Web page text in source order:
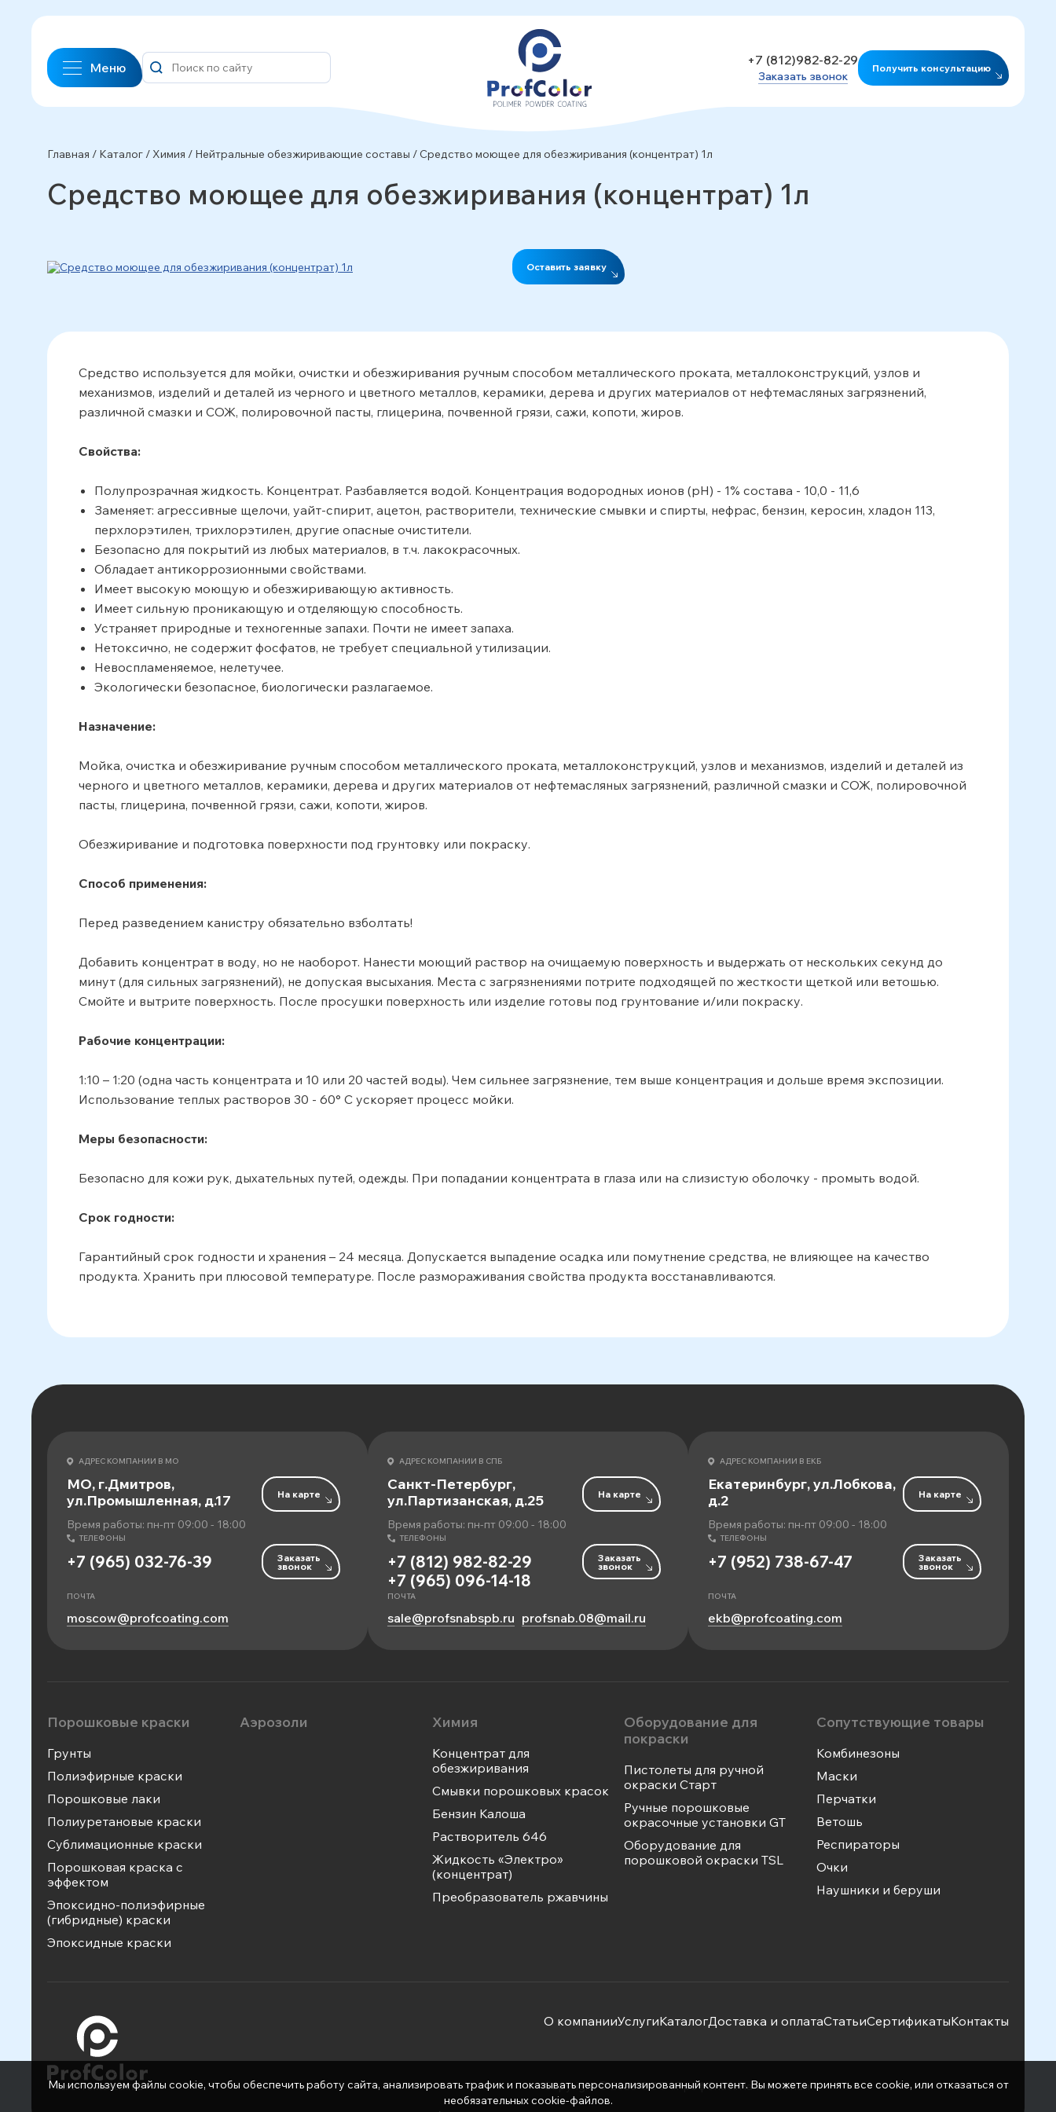
Меню
+7 (812)982-82-29
Заказать звонок
Получить консультацию
Главная / Каталог /Химия / Нейтральные обезжиривающие составы / Средство моющее для обезжиривания (концентрат) 1л
Средство моющее для обезжиривания (концентрат) 1л
Оставить заявку
Средство используется для мойки, очистки и обезжиривания ручным способом металлического проката, металлоконструкций, узлов и
механизмов, изделий и деталей из черного и цветного металлов, керамики, дерева и других материалов от нефтемасляных загрязнений,
различной смазки и СОЖ, полировочной пасты, глицерина, почвенной грязи, сажи, копоти, жиров.
Свойства:
Полупрозрачная жидкость. Концентрат. Разбавляется водой. Концентрация водородных ионов (рН) - 1% состава - 10,0 - 11,6
Заменяет: агрессивные щелочи, уайт-спирит, ацетон, растворители, технические смывки и спирты, нефрас, бензин, керосин, хладон 113,
перхлорэтилен, трихлорэтилен, другие опасные очистители.
Безопасно для покрытий из любых материалов, в т.ч. лакокрасочных.
Обладает антикоррозионными свойствами.
Имеет высокую моющую и обезжиривающую активность.
Имеет сильную проникающую и отделяющую способность.
Устраняет природные и техногенные запахи. Почти не имеет запаха.
Нетоксично, не содержит фосфатов, не требует специальной утилизации.
Невоспламеняемое, нелетучее.
Экологически безопасное, биологически разлагаемое.
Назначение:
Мойка, очистка и обезжиривание ручным способом металлического проката, металлоконструкций, узлов и механизмов, изделий и деталей из
черного и цветного металлов, керамики, дерева и других материалов от нефтемасляных загрязнений, различной смазки и СОЖ, полировочной
пасты, глицерина, почвенной грязи, сажи, копоти, жиров.
Обезжиривание и подготовка поверхности под грунтовку или покраску.
Способ применения:
Перед разведением канистру обязательно взболтать!
Добавить концентрат в воду, но не наоборот. Нанести моющий раствор на очищаемую поверхность и выдержать от нескольких секунд до
минут (для сильных загрязнений), не допуская высыхания. Места с загрязнениями потрите подходящей по жесткости щеткой или ветошью.
Смойте и вытрите поверхность. После просушки поверхность или изделие готовы под грунтование и/или покраску.
Рабочие концентрации:
1:10 – 1:20 (одна часть концентрата и 10 или 20 частей воды). Чем сильнее загрязнение, тем выше концентрация и дольше время экспозиции.
Использование теплых растворов 30 - 60° С ускоряет процесс мойки.
Меры безопасности:
Безопасно для кожи рук, дыхательных путей, одежды. При попадании концентрата в глаза или на слизистую оболочку - промыть водой.
Срок годности:
Гарантийный срок годности и хранения – 24 месяца. Допускается выпадение осадка или помутнение средства, не влияющее на качество
продукта. Хранить при плюсовой температуре. После размораживания свойства продукта восстанавливаются.
АДРЕС КОМПАНИИ В МО
МО, г.Дмитров,
ул.Промышленная, д.17
Время работы: пн-пт 09:00 - 18:00
На карте
ТЕЛЕФОНЫ
+7 (965) 032-76-39 Заказать
звонок
ПОЧТА
moscow@profcoating.com
АДРЕС КОМПАНИИ В СПБ
Санкт-Петербург,
ул.Партизанская, д.25
Время работы: пн-пт 09:00 - 18:00
На карте
ТЕЛЕФОНЫ
+7 (812) 982-82-29
+7 (965) 096-14-18
Заказать
звонок
ПОЧТА
sale@profsnabspb.ru profsnab.08@mail.ru
АДРЕС КОМПАНИИ В ЕКБ
Екатеринбург, ул.Лобкова,
д.2
Время работы: пн-пт 09:00 - 18:00
На карте
ТЕЛЕФОНЫ
+7 (952) 738-67-47 Заказать
звонок
ПОЧТА
ekb@profcoating.com
Порошковые краски
Грунты
Полиэфирные краски
Порошковые лаки
Полиуретановые краски
Сублимационные краски
Порошковая краска с
эффектом
Эпоксидно-полиэфирные
(гибридные) краски
Эпоксидные краски
Аэрозоли Химия
Концентрат для
обезжиривания
Смывки порошковых красок
Бензин Калоша
Растворитель 646
Жидкость «Электро»
(концентрат)
Преобразователь ржавчины
Оборудование для
покраски
Пистолеты для ручной
окраски Старт
Ручные порошковые
окрасочные установки GT
Оборудование для
порошковой окраски TSL
Сопутствующие товары
Комбинезоны
Маски
Перчатки
Ветошь
Респираторы
Очки
Наушники и беруши
О компанииУслугиКаталогДоставка и оплатаСтатьиСертификатыКонтакты
Copyright © 2026 ООО «ПрофСнаб»Написать нам
Мы используем файлы cookie, чтобы обеспечить работу сайта, анализировать трафик и показывать персонализированный контент. Вы можете принять все cookie, или отказаться от
необязательных cookie-файлов.